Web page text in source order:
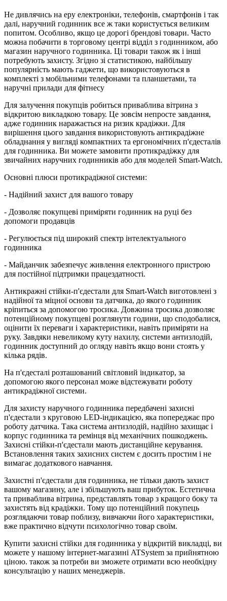
Не дивлячись на еру електроніки, телефонів, смартфонів і так
далі, наручний годинник все ж таки користується великим
попитом. Особливо, якщо це дорогі брендові товари. Часто
можна побачити в торговому центрі відділ з годинником, або
магазин наручного годинника. Ці товари також як і інші
потребують захисту. Згідно зі статистикою, найбільшу
популярність мають гаджети, що використовуються в
комплекті з мобільними телефонами та планшетами, та
наручні прилади для фітнесу
Для залучення покупців робиться приваблива вітрина з
відкритою викладкою товару. Це зовсім непросте завдання,
адже годинник наражається на ризик крадіжки. Для
вирішення цього завдання використовують антикрадіжне
обладнання у вигляді компактних та ергономічних п'єдесталів
для годинника. Ви можете замовити протикрадіжку для
звичайних наручних годинників або для моделей Smart-Watch.
Основні плюси протикрадіжної системи:
- Надійний захист для вашого товару
- Дозволяє покупцеві приміряти годинник на руці без
допомоги продавців
- Регулюється під широкий спектр інтелектуального
годинника
- Майданчик забезпечує живлення електронного пристрою
для постійної підтримки працездатності.
Антикражні стійки-п'єдестали для Smart-Watch виготовлені з
надійної та міцної основи та датчика, до якого годинник
кріпиться за допомогою тросика. Довжина тросика дозволяє
потенційному покупцеві розглянути години, що сподобалися,
оцінити їх переваги і характеристики, навіть приміряти на
руку. Завдяки невеликому куту нахилу, системи антизлодій,
годинник доступний до огляду навіть якщо вони стоять у
кілька рядів.
На п'єдесталі розташований світловий індикатор, за
допомогою якого персонал може відстежувати роботу
антикрадіжної системи.
Для захисту наручного годинника передбачені захисні
п'єдестали з круговою LED-індикацією, яка попереджає про
роботу датчика. Така система антизлодій, надійно захищає і
корпус годинника та ремінця від механічних пошкоджень.
Захисні стійки-п'єдестали мають дистанційне керування.
Встановлення таких захисних систем є досить простим і не
вимагає додаткового навчання.
Захистні п'єдестали для годинника, не тільки дають захист
вашому магазину, але і збільшують ваш прибуток. Естетична
та приваблива вітрина, представлять товар з кращого боку та
захистять від крадіжки. Тому що потенційний покупець
розглядаючи товар поблизу, вивчаючи його характеристики,
вже практично відчути психологічно товар своїм.
Купити захисні стійки для годинника у відкритій викладці, ви
можете у нашому інтернет-магазині ATSystem за прийнятною
ціною. також за потреби ви зможете отримати всю необхідну
консультацію у наших менеджерів.